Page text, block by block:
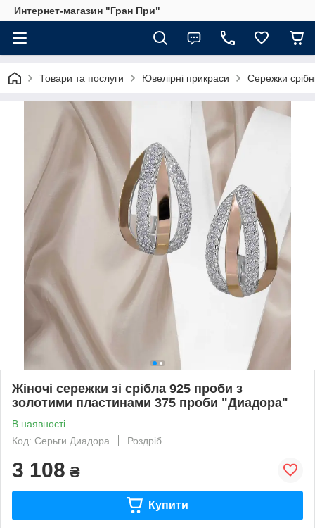
Интернет-магазин "Гран При"
Товари та послуги Ювелірні прикраси Сережки
Жіночі сережки зі срібла 925 проби з
золотими пластинами 375 проби "Диадора"
В наявності
Код: Серьги Диадора
Роздріб
3 108 ₴
Купити